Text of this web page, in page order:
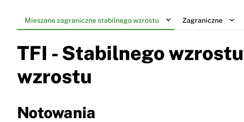
Mieszane zagraniczne stabilnego wzrostu Zagraniczne
TFI - Stabilnego
wzrostu
Notowania